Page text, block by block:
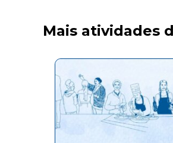
Mais atividades